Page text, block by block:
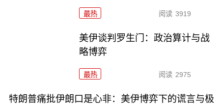
最热 阅读 3919
美伊谈判罗生门：政治算计与战
略博弈
最热 阅读 2975
特朗普痛批伊朗口是心非：美伊博弈下的谎言与极